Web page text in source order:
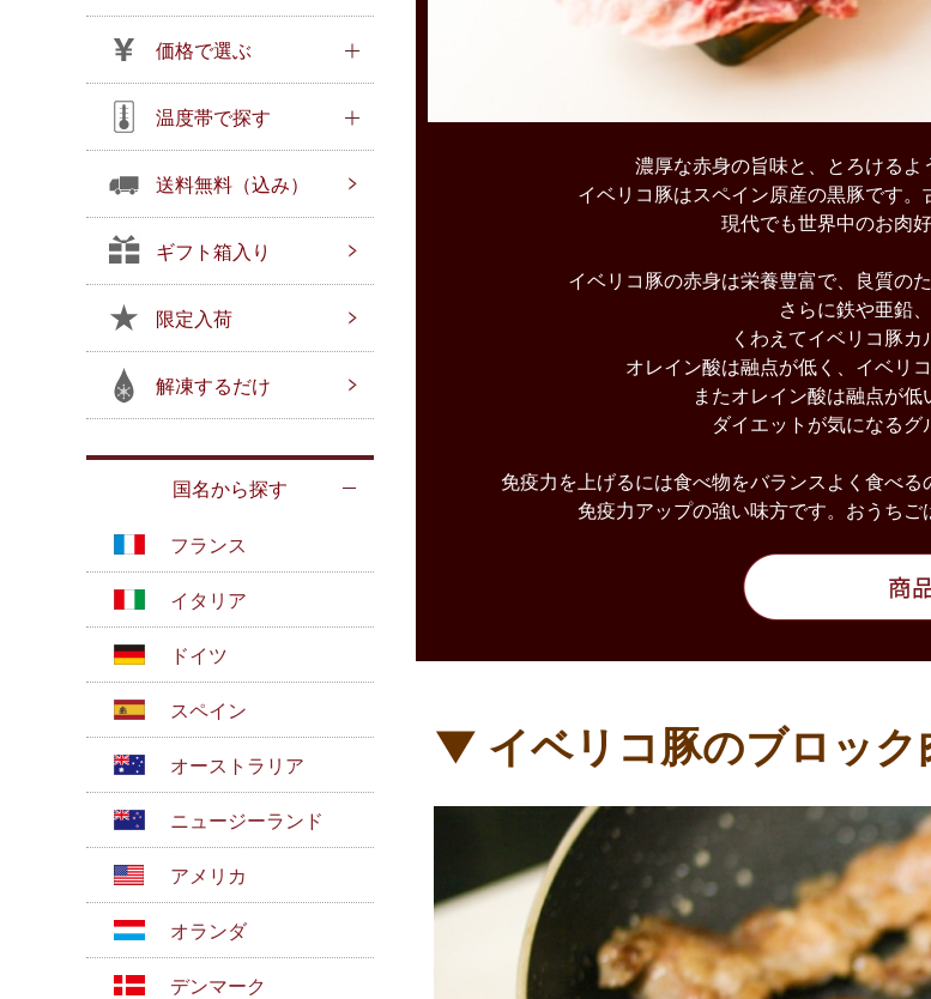
価格で選ぶ
温度帯で探す
送料無料（込み）
ギフト箱入り
限定入荷
解凍するだけ
国名から探す
フランス
イタリア
ドイツ
スペイン
オーストラリア
ニュージーランド
アメリカ
オランダ
デンマーク
濃厚な赤身の旨味と、とろけるよ
イベリコ豚はスペイン原産の黒豚です。
現代でも世界中のお肉
イベリコ豚の赤身は栄養豊富で、良質の
さらに鉄や亜鉛
くわえてイベリコ豚カ
オレイン酸は融点が低く、イベリ
またオレイン酸は融点が低
ダイエットが気になるグ
免疫力を上げるには食べ物をバランスよく食べ
免疫力アップの強い味方です。おうちご
▼ イベリコ豚のブロック